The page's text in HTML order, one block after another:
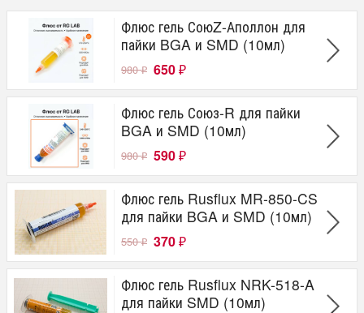
Флюс гель СоюZ-Аполлон для
пайки BGA и SMD (10мл)
980₽ 650 ₽
Флюс гель Союз-R для пайки
BGA и SMD (10мл)
980₽ 590 ₽
Флюс гель Rusflux MR-850-CS
для пайки BGA и SMD (10мл)
550₽ 370 ₽
Флюс гель Rusflux NRK-518-A
для пайки SMD (10мл)